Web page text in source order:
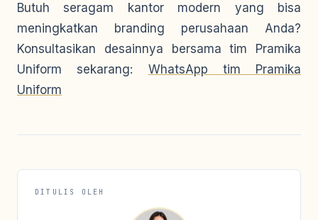
Butuh seragam kantor modern yang bisa
meningkatkan branding perusahaan Anda?
Konsultasikan desainnya bersama tim Pramika
Uniform sekarang: WhatsApp tim Pramika
Uniform
DITULIS OLEH